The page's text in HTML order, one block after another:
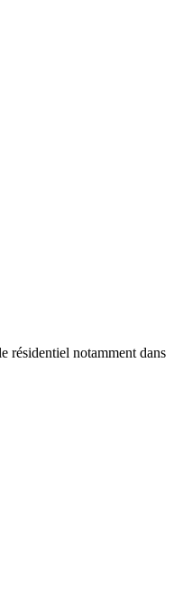
résidentiel notamment dans